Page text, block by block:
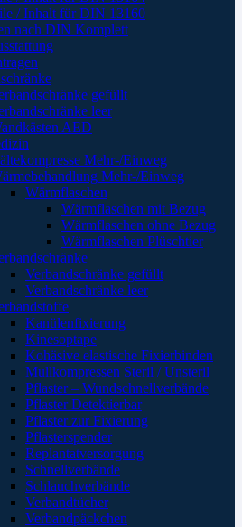
/ Inhalt für DIN 13160
nach DIN Komplett
gefüllt
leer
AED
Mehr-/Einweg
Mehr-/Einweg
Wärmflaschen
Wärmflaschen mit Bezug
Wärmflaschen ohne Bezug
Wärmflaschen Plüschtier
Verbandschränke gefüllt
Verbandschränke leer
Kanülenfixierung
Kinesoptape
Kohäsive elastische Fixierbinden
Mullkompressen Steril / Unsteril
Pflaster – Wundschnellverbände
Pflaster Detektierbar
Pflaster zur Fixierung
Pflasterspender
Replantatversorgung
Schnellverbände
Schlauchverbände
Verbandtücher
Verbandpäckchen